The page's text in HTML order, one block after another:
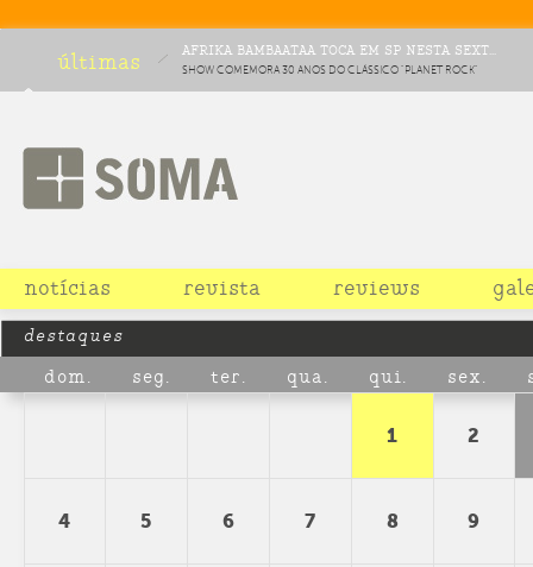
últimas AFRIKA BAMBAATAA TOCA EM SP NESTA SEXT...
SHOW COMEMORA 30 ANOS DO CLÁSSICO "PLANET ROCK"
notícias revista reviews
destaques
dom. seg. ter. qua. qui. sex.
1 2
4 5 6 7 8 9